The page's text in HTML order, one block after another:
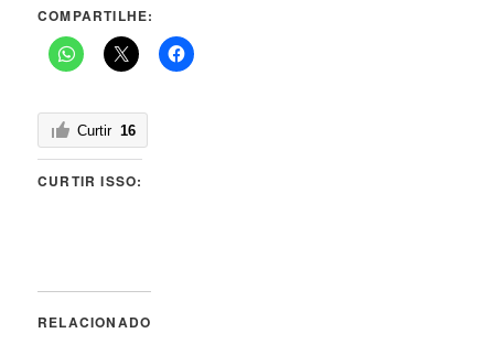
COMPARTILHE:
Curtir 16
CURTIR ISSO:
RELACIONADO